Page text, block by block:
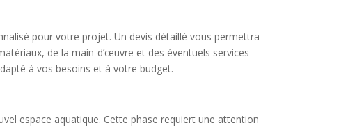
pour votre projet. Un devis détaillé vous permettra
de la main-d’œuvre et des éventuels services
à vos besoins et à votre budget.
espace aquatique. Cette phase requiert une attention